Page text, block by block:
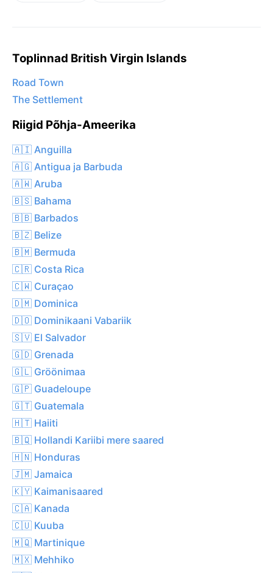
Toplinnad British Virgin Islands
Road Town
The Settlement
Riigid Põhja-Ameerika
🇦🇮 Anguilla
🇦🇬 Antigua ja Barbuda
🇦🇼 Aruba
🇧🇸 Bahama
🇧🇧 Barbados
🇧🇿 Belize
🇧🇲 Bermuda
🇨🇷 Costa Rica
🇨🇼 Curaçao
🇩🇲 Dominica
🇩🇴 Dominikaani Vabariik
🇸🇻 El Salvador
🇬🇩 Grenada
🇬🇱 Gröönimaa
🇬🇵 Guadeloupe
🇬🇹 Guatemala
🇭🇹 Haiiti
🇧🇶 Hollandi Kariibi mere saared
🇭🇳 Honduras
🇯🇲 Jamaica
🇰🇾 Kaimanisaared
🇨🇦 Kanada
🇨🇺 Kuuba
🇲🇶 Martinique
🇲🇽 Mehhiko